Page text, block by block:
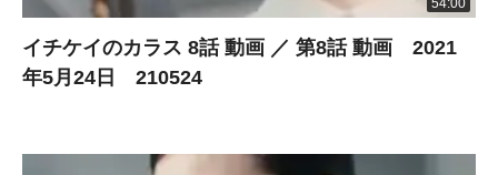
54:00
イチケイのカラス 8話 動画 ／ 第8話 動画 2021
年5月24日 210524